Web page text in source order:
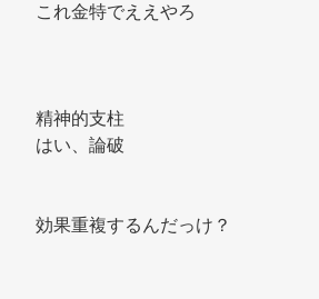
これ金特でええやろ
精神的支柱
はい、論破
効果重複するんだっけ？